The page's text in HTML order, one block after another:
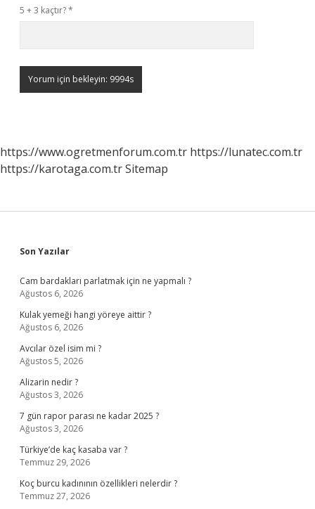
5 + 3 kaçtır?*
https://www.ogretmenforum.com.tr https://lunatec.com.tr
https://karotaga.com.trSitemap
Sidebar
Son Yazılar
Cam bardakları parlatmak için ne yapmalı ?
Ağustos 6, 2026
Kulak yemeği hangi yöreye aittir ?
Ağustos 6, 2026
Avcılar özel isim mi ?
Ağustos 5, 2026
Alizarin nedir ?
Ağustos 3, 2026
7 gün rapor parası ne kadar 2025 ?
Ağustos 3, 2026
Türkiye’de kaç kasaba var ?
Temmuz 29, 2026
Koç burcu kadınının özellikleri nelerdir ?
Temmuz 27, 2026